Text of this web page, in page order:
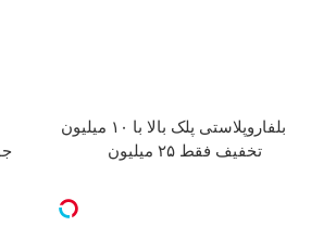
بلفاروپلاستی پلک بالا با ۱۰ میلیون
تخفیف فقط ۲۵ میلیون